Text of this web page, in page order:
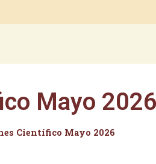
Mayo 2026
Científico Mayo 2026